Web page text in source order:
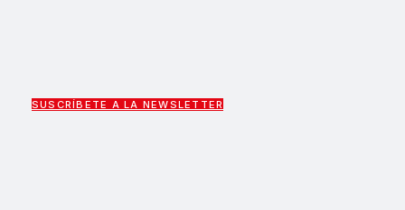
SUSCRÍBETE A LA NEWSLETTER